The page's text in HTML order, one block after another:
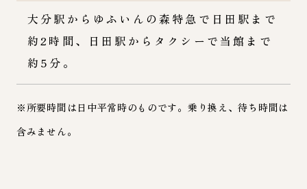
大分駅からゆふいんの森特急で日田駅まで
約2時間、日田駅からタクシーで当館まで
約5分。
※所要時間は日中平常時のものです。乗り換え、待ち時間は
含みません。